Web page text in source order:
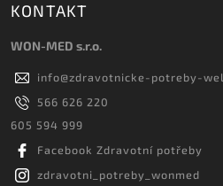
KONTAKT
WON-MED s.r.o.
info@zdravotnicke-potreby-
566 626 220
605 594 999
Facebook Zdravotní potřeby
zdravotni_potreby_wonmed